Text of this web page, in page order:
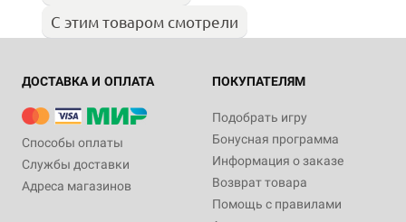
С этим товаром смотрели
ДОСТАВКА И ОПЛАТА
Способы оплаты
Службы доставки
Адреса магазинов
ПОКУПАТЕЛЯМ
Подобрать игру
Бонусная программа
Информация о заказе
Возврат товара
Помощь с правилами